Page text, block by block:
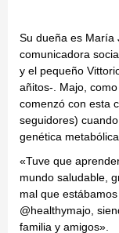
Su dueña es María
comunicadora
y el pequeño
añitos-. Majo,
comenzó con esta
seguidores)
genética
«Tuve que
mundo saludable,
mal que
@healthymajo,
familia y amigos».